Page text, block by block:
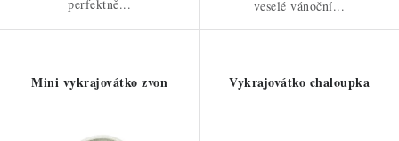
perfektně...
veselé vánoční...
Mini vykrajovátko zvon Vykrajovátko chaloupka